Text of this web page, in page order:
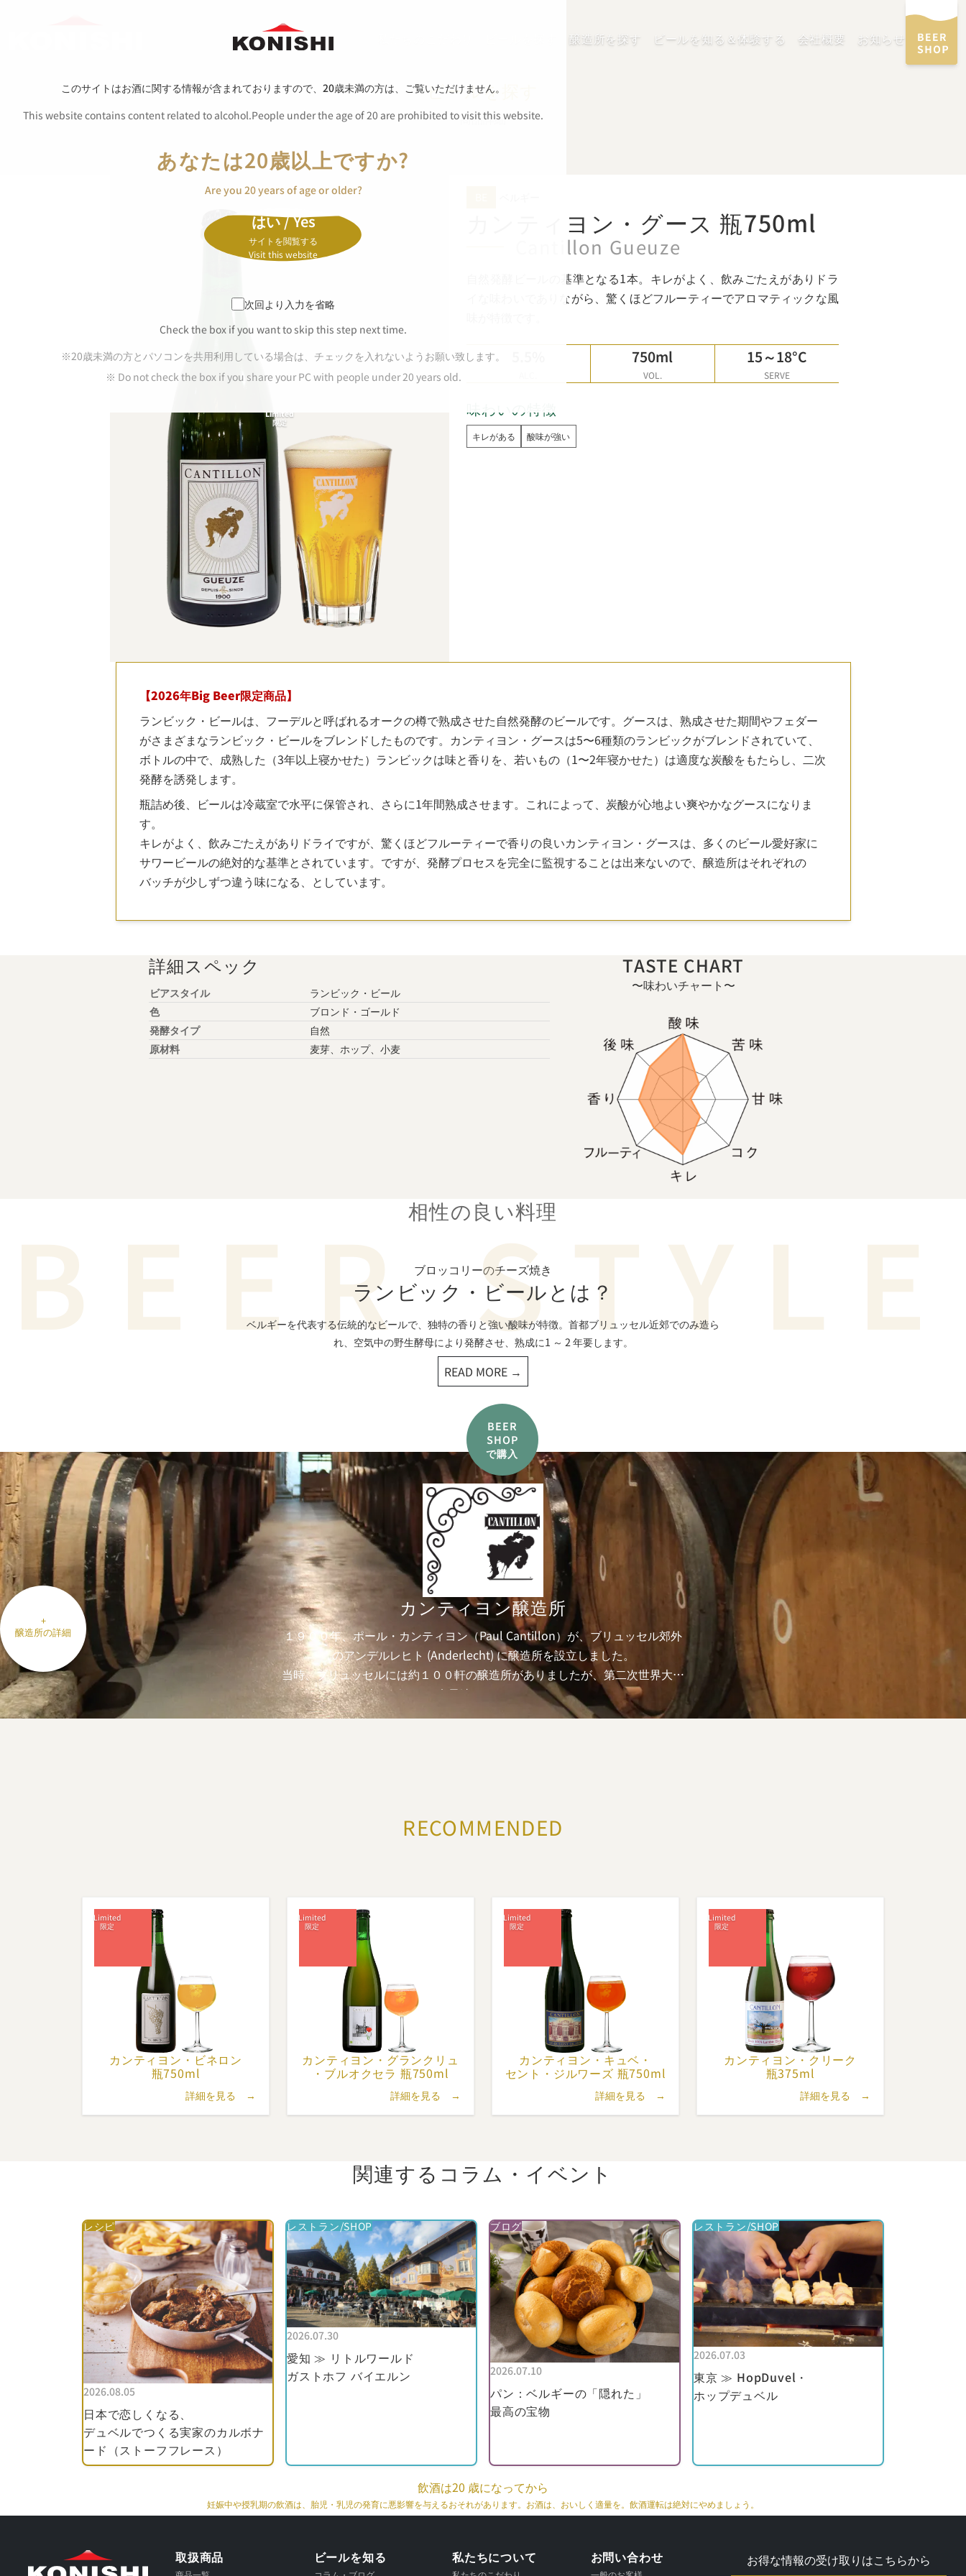
このサイトはお酒に関する情報が含まれておりますので、 20歳未満の方は、ご覧いただけません。
This website contains content related to alcohol.People under the age of 20 are prohibited to visit this website.
あなたは20歳以上ですか?
Are you 20 years of age or older?
はい / Yes
サイトを閲覧する
Visit this website
次回より入力を省略
Check the box if you want to skip this step next time.
※20歳未満の方とパソコンを共用利用している場合は、チェックを入れないようお願い致します。
※ Do not check the box if you share your PC with people under 20 years old.
醸造所を探す ビールを知る＆体験する 会社概要 お知らせ
ビールを探す
商品詳細
BEER
SHOP
で購入
カンティヨン・ グース 瓶750ml
Cantillon Gueuze
自然発酵ビールの基準となる1本。キレがよく、飲みごたえがありドラ
イな味わいでありながら、驚くほどフルーティーでアロマティックな風
750ml
VOL.
15～18°C
SERVE
味わいの特徴
キレがある 酸味が強い
【2026年Big Beer限定商品】
ランビック・ビールは、フーデルと呼ばれるオークの樽で熟成させた自然発酵のビールです。グースは、熟成させた期間やフェダー
がさまざまなランビック・ビールをブレンドしたものです。カンティヨン・グースは5〜6種類のランビックがブレンドされていて、
ボトルの中で、成熟した（3年以上寝かせた）ランビックは味と香りを、若いもの（1〜2年寝かせた）は適度な炭酸をもたらし、二次
発酵を誘発します。
瓶詰め後、ビールは冷蔵室で水平に保管され、さらに1年間熟成させます。これによって、炭酸が心地よい爽やかなグースになりま
す。
キレがよく、飲みごたえがありドライですが、驚くほどフルーティーで香りの良いカンティヨン・グースは、多くのビール愛好家に
サワービールの絶対的な基準とされています。ですが、発酵プロセスを完全に監視することは出来ないので、醸造所はそれぞれの
バッチが少しずつ違う味になる、としています。
詳細スペック
ビアスタイル
ランビック・ビール
色
ブロンド・ゴールド
発酵タイプ
自然
原材料
麦芽、ホップ、小麦
TASTE CHART
〜味わいチャート〜
相性の良い料理
ブロッコリーのチーズ焼き
ランビック・ ビールとは？
ベルギーを代表する伝統的なビールで、独特の香りと強い酸味が特徴。首都ブリュッセル近郊でのみ造ら
れ、空気中の野生酵母により発酵させ、熟成に1 ～ 2 年要します。
READ MORE →
カンティヨン醸造所
１９００年、ポール・カンティヨン（Paul Cantillon）が、ブリュッセル郊外
のアンデルレヒト (Anderlecht) に醸造所を設立しました。
当時、ブリュッセルには約１００軒の醸造所がありましたが、第二次世界大戦
後の１９４５年にポールの息子達のマルセルとロバート・カンティヨン
（Marcel & Robert Cantillon）が経営を引き継ぎ、１９５８までに年間生産
は、通常の醸造業に加え「ブリュッセル・グース・ミュージアム」（Het
体験することができ、かつブリュッセル地方におけるこのビールの長きにわた
る伝統について更に多くを学ぶことができるようになりました。
現在、ジャン・ピエールの息子のジャン・ヴァン・ロイ（Jean Van Roy）と
彼の家族はこの醸造所とミュージアムを経営しています。
+
醸造所の詳細
RECOMMENDED
カンティヨン・ ビネロン
瓶750ml
詳細を見る →
カンティヨン・ グランクリュ
・ ブルオクセラ 瓶750ml
詳細を見る →
カンティヨン・ キュベ・
セント・ ジルワーズ 瓶750ml
詳細を見る →
カンティヨン・ クリーク
瓶375ml
詳細を見る →
関連するコラム・ イベント
レシピ
2026.08.05
日本で恋しくなる、
デュベルでつくる実家のカルボナ
ード（ストーフフレース）
レストラン/SHOP
2026.07.30
愛知 ≫ リトルワールド
ガストホフ バイエルン
ブログ
2026.07.10
パン：ベルギーの「隠れた」
最高の宝物
レストラン/SHOP
2026.07.03
東京 ≫ HopDuvel・
ホップデュベル
飲酒は20 歳になってから
妊娠中や授乳期の飲酒は、胎児・乳児の発育に悪影響を与えるおそれがあります。お酒は、おいしく適量を。飲酒運転は絶対にやめましょう。
取扱商品 ビールを知る 私たちについて お問い合わせ お得な情報の受け取りはこちらから